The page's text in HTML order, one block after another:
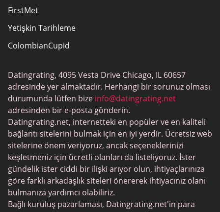
FirstMet
Yetişkin Tarihleme
ColombianCupid
MeetMindful
BDSM Flört
BBPeopleMeet
Şeker Baba Siteleri
JPeopleMeet
Trans Tarihleme
Kıdemli Tarihleme
MyLOL
Datingrating, 4095 Vesta Drive Chicago, IL 60657
adresinde yer almaktadır. Herhangi bir sorunuz olması
durumunda lütfen bize info@datingrating.net
adresinden bir e-posta gönderin.
Datingrating.net, internetteki en popüler ve en kaliteli
bağlantı sitelerini bulmak için en iyi yerdir. Ücretsiz web
sitelerine önem veriyoruz, ancak seçeneklerinizi
keşfetmeniz için ücretli olanları da listeliyoruz. İster
gündelik ister ciddi bir ilişki arıyor olun, ihtiyaçlarınıza
göre farklı arkadaşlık siteleri önererek ihtiyacınız olanı
bulmanıza yardımcı olabiliriz.
Bağlı kuruluş pazarlaması, Datingrating.net'in para